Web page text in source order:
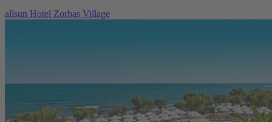
allsun Hotel Zorbas Village